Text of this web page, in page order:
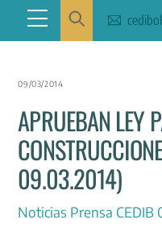
content
Menu
09/03/2014
APRUEBAN LEY
09.03.2014)
Noticias Prensa CEDIB